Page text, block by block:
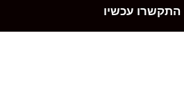
מספרה בבית
עיצוב שיער
ספר שיער
מספרה באלעד
התקשרו עכשיו